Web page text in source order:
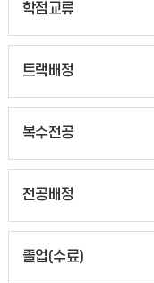
학점교류
트랙배정
복수전공
전공배정
졸업(수료)